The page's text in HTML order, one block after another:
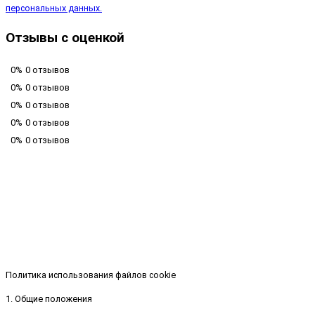
персональных данных.
Отзывы с оценкой
0% 0 отзывов
0% 0 отзывов
0% 0 отзывов
0% 0 отзывов
0% 0 отзывов
Политика использования файлов cookie
1. Общие положения